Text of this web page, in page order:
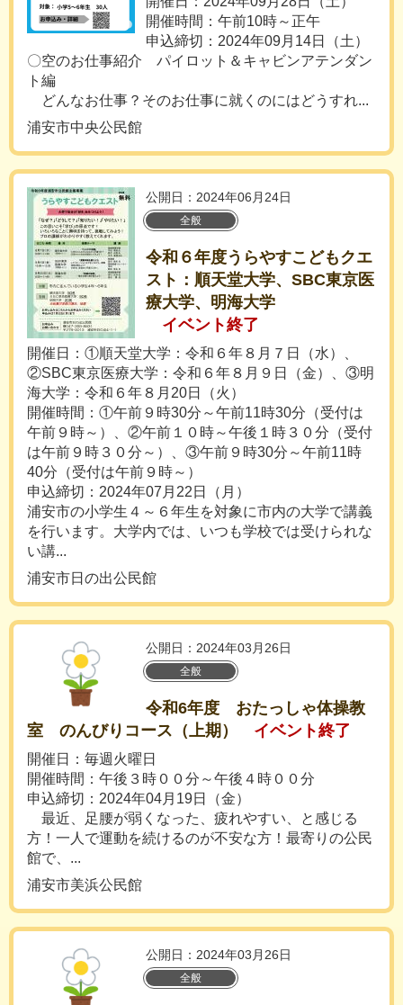
開催時間：午前10時～正午
申込締切：2024年09月14日（土）
〇空のお仕事紹介 パイロット＆キャビンアテンダン
ト編
どんなお仕事？そのお仕事に就くのにはどうすれ...
浦安市中央公民館
公開日：2024年06月24日
全般
令和６年度うらやすこどもクエ
スト：順天堂大学、SBC東京医
療大学、明海大学
イベント終了
開催日：①順天堂大学：令和６年８月７日（水）、
②SBC東京医療大学：令和６年８月９日（金）、③明
海大学：令和６年８月20日（火）
開催時間：①午前９時30分～午前11時30分（受付は
午前９時～）、②午前１０時～午後１時３０分（受付
は午前９時３０分～）、③午前９時30分～午前11時
40分（受付は午前９時～）
申込締切：2024年07月22日（月）
浦安市の小学生４～６年生を対象に市内の大学で講義
を行います。大学内では、いつも学校では受けられな
い講...
浦安市日の出公民館
公開日：2024年03月26日
全般
令和6年度 おたっしゃ体操教
室 のんびりコース（上期）
イベント終了
開催日：毎週火曜日
開催時間：午後３時００分～午後４時００分
申込締切：2024年04月19日（金）
最近、足腰が弱くなった、疲れやすい、と感じる
方！一人で運動を続けるのが不安な方！最寄りの公民
館で、...
浦安市美浜公民館
公開日：2024年03月26日
全般